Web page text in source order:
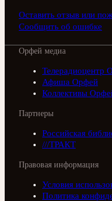
Оставить отзыв или
Сообщить об ошибке
Орфей медиа
Телерадиоцентр
Афиша Орфей
Коллективы
Партнеры
Российская
///ТРАКТ
Правовая информация
Условия
Политика